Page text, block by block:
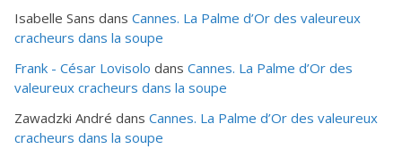
Isabelle Sans dans Cannes. La Palme d’Or des valeureux
cracheurs dans la soupe
Frank - César Lovisolo dans Cannes. La Palme d’Or des
valeureux cracheurs dans la soupe
Zawadzki André dans Cannes. La Palme d’Or des valeureux
cracheurs dans la soupe